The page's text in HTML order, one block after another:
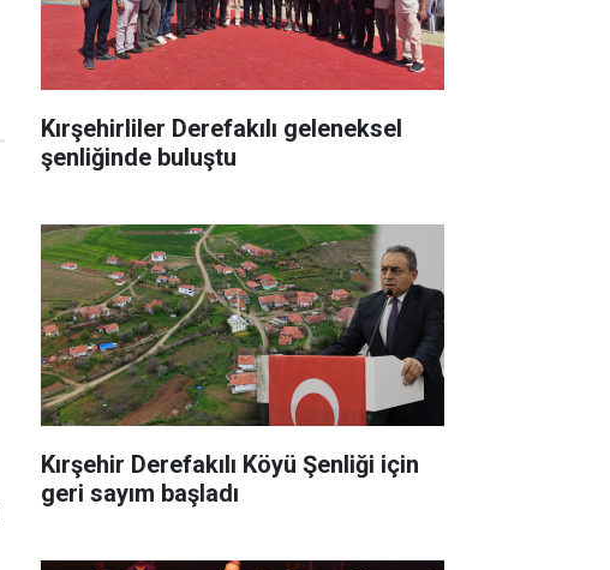
Kırşehirliler Derefakılı geleneksel
şenliğinde buluştu
Kırşehir Derefakılı Köyü Şenliği için
geri sayım başladı